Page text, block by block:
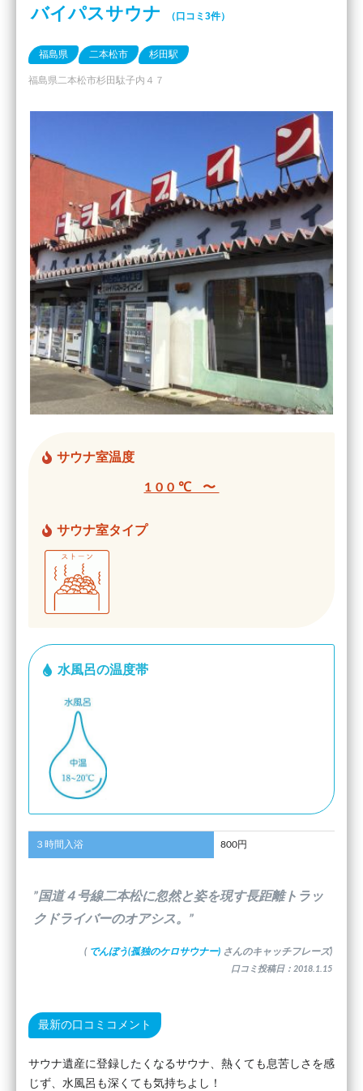
バイパスサウナ （口コミ3件）
福島県 二本松市 杉田駅
福島県二本松市杉田駄子内４７
サウナ室温度
100℃ 〜
サウナ室タイプ
水風呂の温度帯
３時間入浴 800円
”国道４号線二本松に忽然と姿を現す長距離トラッ
クドライバーのオアシス。”
( でんぼう(孤独のケロサウナー) さんのキャッチフレーズ)
口コミ投稿日：2018.1.15
最新の口コミコメント
サウナ遺産に登録したくなるサウナ、熱くても息苦しさを感
じず、水風呂も深くても気持ちよし！